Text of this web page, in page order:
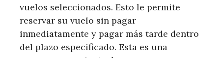
vuelos seleccionados. Esto le permite
reservar su vuelo sin pagar
inmediatamente y pagar más tarde dentro
del plazo especificado. Esta es una